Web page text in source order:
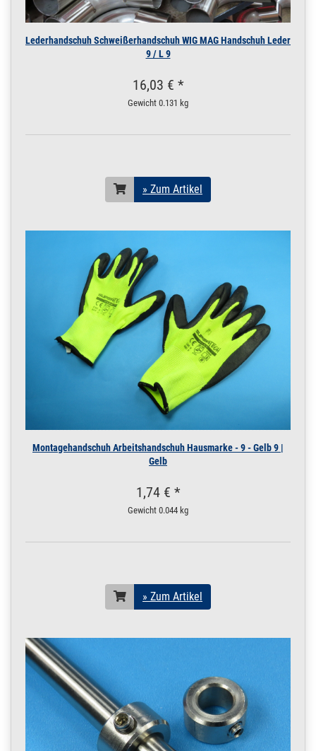
Lederhandschuh Schweißerhandschuh WIG MAG Handschuh Leder
9 / L 9
16,03 € *
Gewicht 0.131 kg
» Zum Artikel
Montagehandschuh Arbeitshandschuh Hausmarke - 9 - Gelb 9 |
Gelb
1,74 € *
Gewicht 0.044 kg
» Zum Artikel